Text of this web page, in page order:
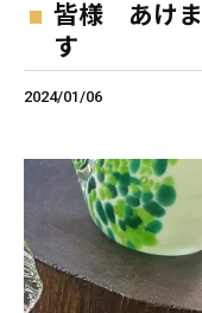
皆様 あけま
す
2024/01/06